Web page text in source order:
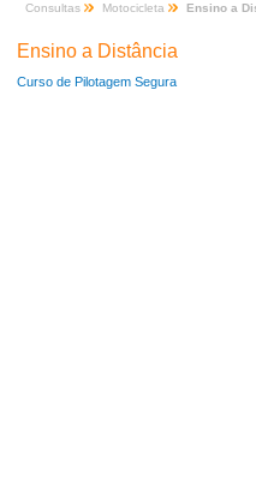
Consultas Motocicleta Ensino a
Ensino a Distância
Curso de Pilotagem Segura